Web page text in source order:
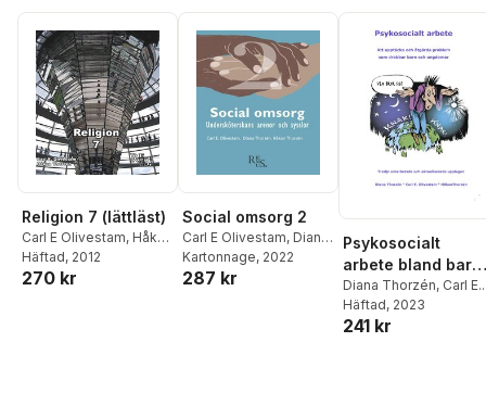
Religion 7 (lättläst)
Carl E Olivestam, Håkan
Thorsén
Häftad, 2012
270 kr
Social omsorg 2
Carl E Olivestam, Diana
Thorzén,Håkan
Thorsén
Kartonnage, 2022
287 kr
Psykosocialt
arbete bland barn
och ungdomar
Diana Thorzén, Carl E.
Olivestam,Håkan
Thorsén
Häftad, 2023
241 kr